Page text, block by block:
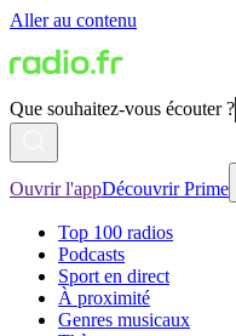
Aller au contenu
Que souhaitez-vous écouter ?
Ouvrir l'appDécouvrir Prime
Top 100 radios
Podcasts
Sport en direct
À proximité
Genres musicaux